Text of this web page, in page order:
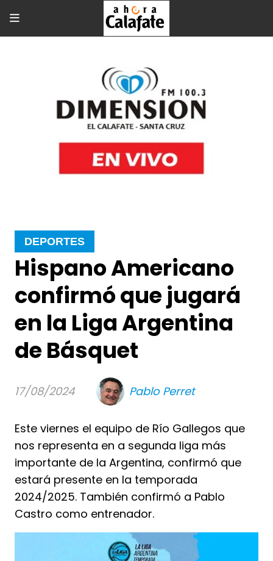
Hispano Americano
confirmó que jugará
en la Liga Argentina
de Básquet
Este viernes el equipo de Río Gallegos que
nos representa en a segunda liga más
importante de la Argentina, confirmó que
estará presente en la temporada
2024/2025. También confirmó a Pablo
Castro como entrenador.
DEPORTES
17/08/2024 Pablo Perret